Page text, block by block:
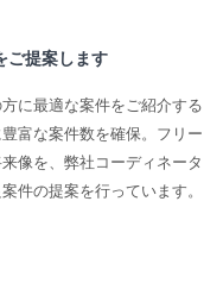
ご提案します
に最適な案件をご紹介する
富な案件数を確保。フリー
像を、弊社コーディネータ
件の提案を行っています。